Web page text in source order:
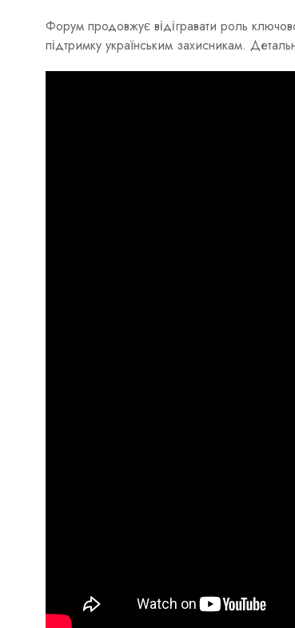
Форум продовжує відігравати роль
підтримку українським захисникам.